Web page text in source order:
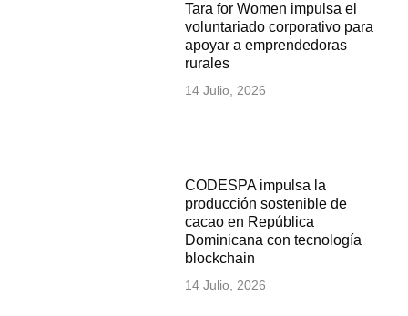
Tara for Women impulsa el
voluntariado corporativo para
apoyar a emprendedoras
rurales
14 Julio, 2026
CODESPA impulsa la
producción sostenible de
cacao en República
Dominicana con tecnología
blockchain
14 Julio, 2026